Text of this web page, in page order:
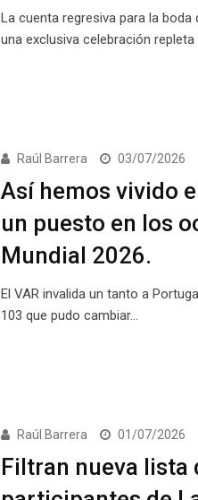
La cuenta regresiva para la
una exclusiva celebración
Raúl Barrera 03/07/2026
Así hemos vivido
un puesto en los
Mundial 2026.
El VAR invalida un tanto a
103 que pudo cambiar…
Raúl Barrera 01/07/2026
Filtran nueva lista